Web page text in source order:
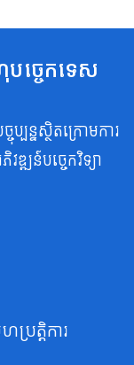
ច្ចេកទេស
ប្បន្នស្ថិតក្រោមការ
ឍន៍បច្ចេកវិទ្យា
រត្តិការ